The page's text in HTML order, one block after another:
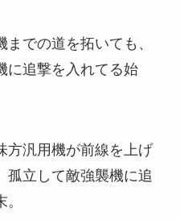
での道を拓いても、
に追撃を入れてる始
方汎用機が前線を上げ
孤立して敵強襲機に追